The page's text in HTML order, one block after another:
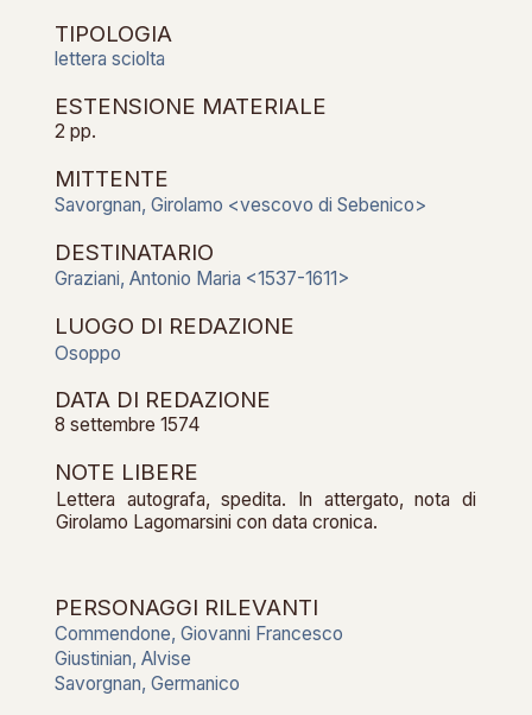
TIPOLOGIA
lettera sciolta
ESTENSIONE MATERIALE
2 pp.
MITTENTE
Savorgnan, Girolamo <vescovo di Sebenico>
DESTINATARIO
Graziani, Antonio Maria <1537-1611>
LUOGO DI REDAZIONE
Osoppo
DATA DI REDAZIONE
8 settembre 1574
NOTE LIBERE
Lettera autografa, spedita. In attergato, nota di
Girolamo Lagomarsini con data cronica.
PERSONAGGI RILEVANTI
Commendone, Giovanni Francesco
Giustinian, Alvise
Savorgnan, Germanico